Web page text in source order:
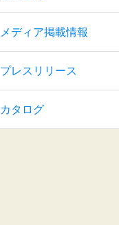
メディア掲載情報
プレスリリース
カタログ